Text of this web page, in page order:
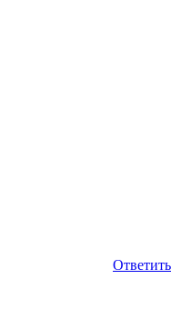
Ответить